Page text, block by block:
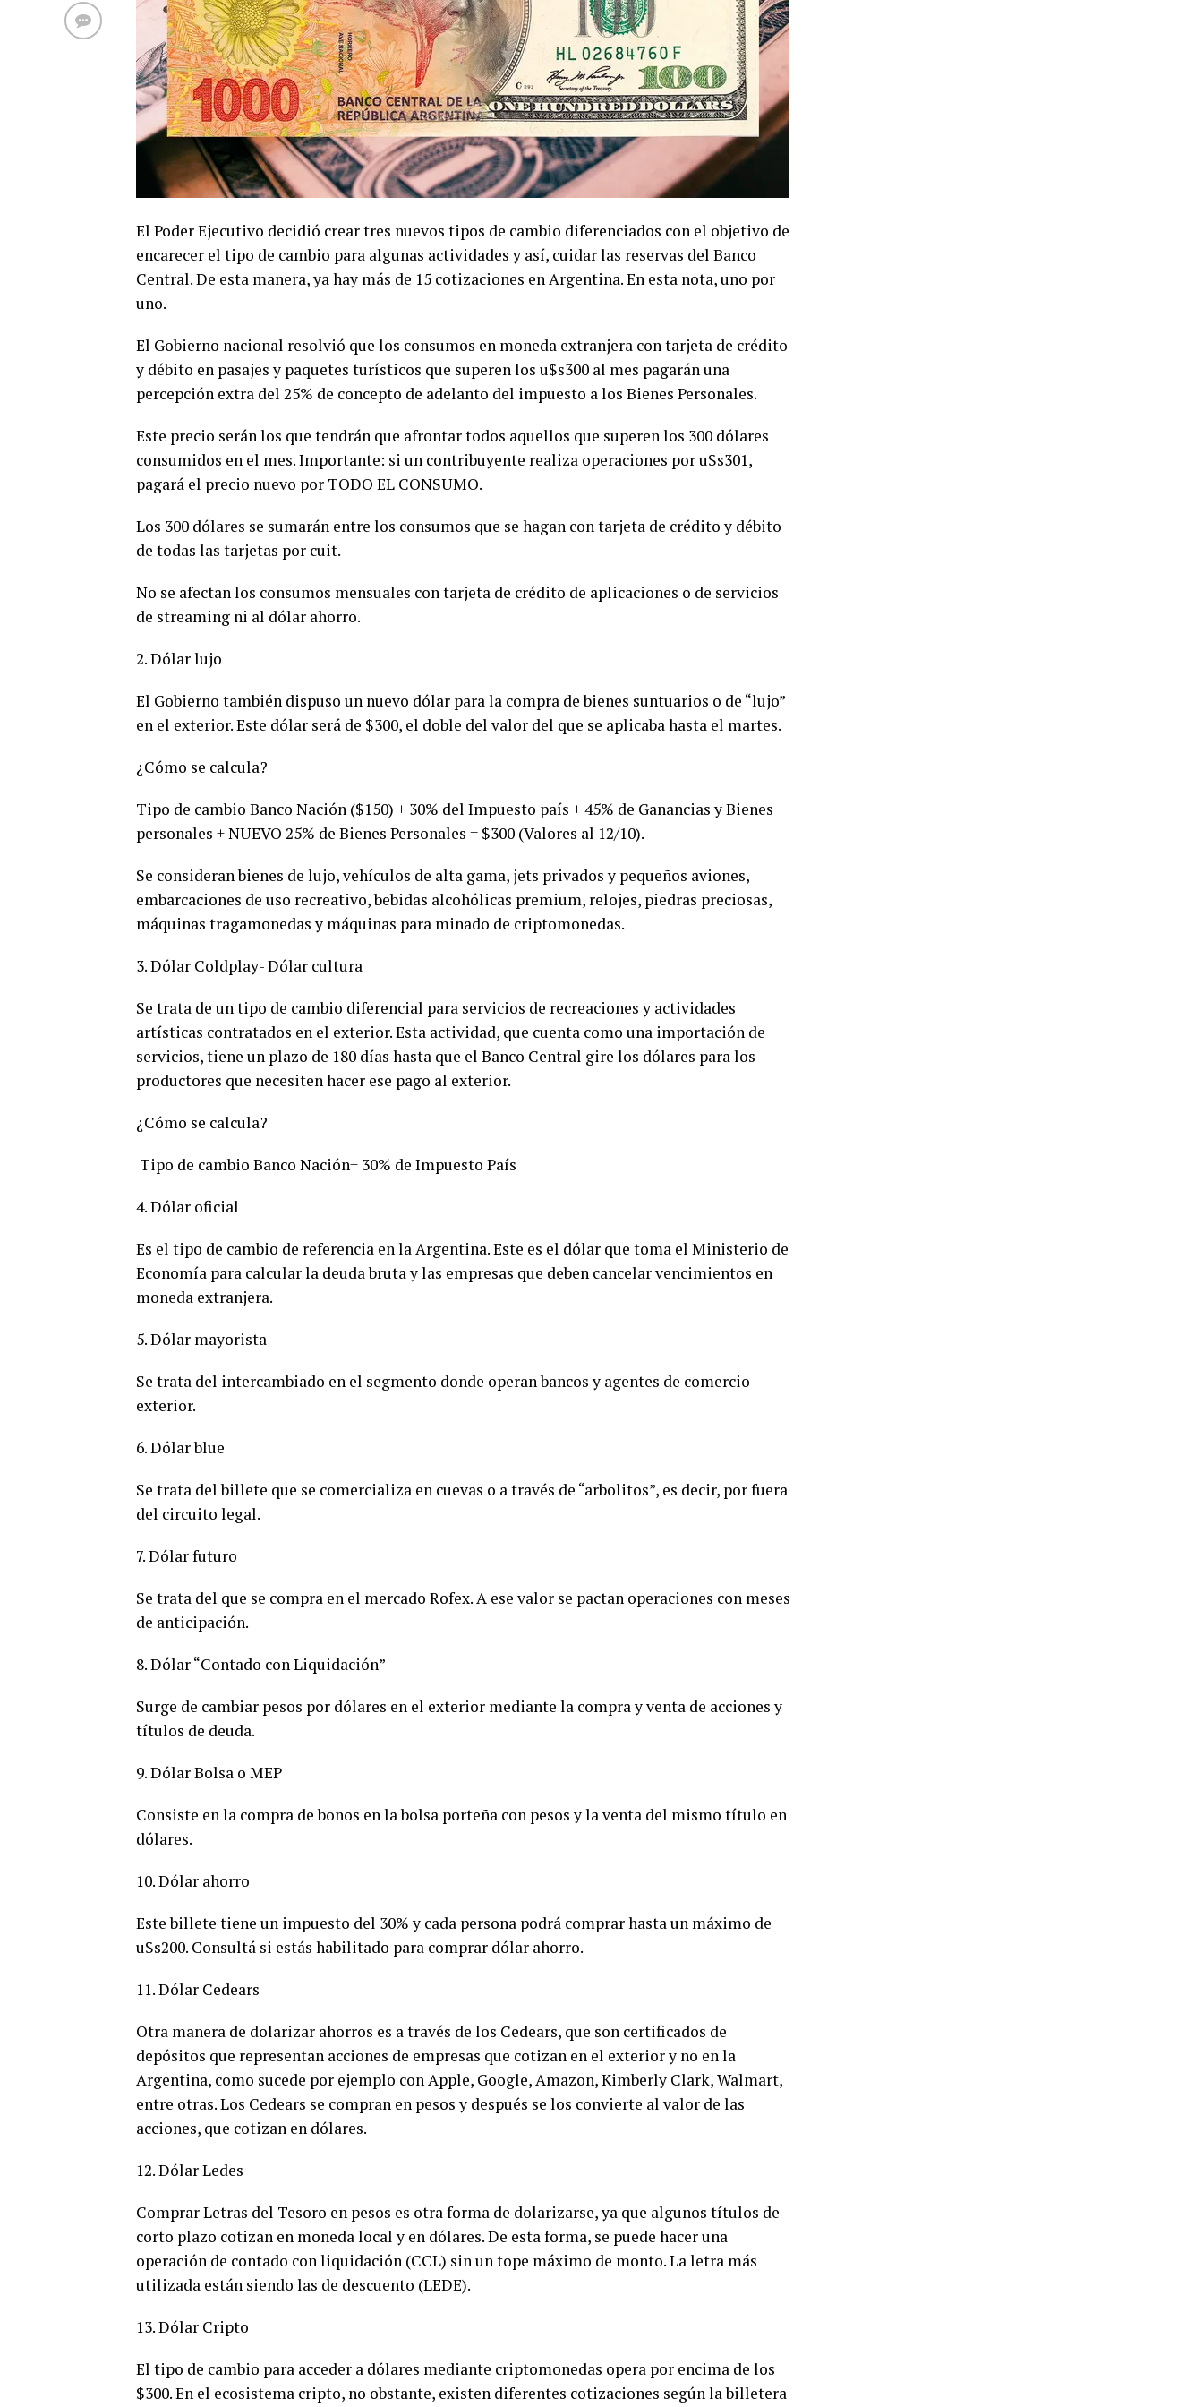
El Poder Ejecutivo decidió crear tres nuevos tipos de cambio diferenciados con el objetivo de
encarecer el tipo de cambio para algunas actividades y así, cuidar las reservas del Banco
Central. De esta manera, ya hay más de 15 cotizaciones en Argentina. En esta nota, uno por
uno.
El Gobierno nacional resolvió que los consumos en moneda extranjera con tarjeta de crédito
y débito en pasajes y paquetes turísticos que superen los u$s300 al mes pagarán una
percepción extra del 25% de concepto de adelanto del impuesto a los Bienes Personales.
Este precio serán los que tendrán que afrontar todos aquellos que superen los 300 dólares
consumidos en el mes. Importante: si un contribuyente realiza operaciones por u$s301,
pagará el precio nuevo por TODO EL CONSUMO.
Los 300 dólares se sumarán entre los consumos que se hagan con tarjeta de crédito y débito
de todas las tarjetas por cuit.
No se afectan los consumos mensuales con tarjeta de crédito de aplicaciones o de servicios
de streaming ni al dólar ahorro.
2. Dólar lujo
El Gobierno también dispuso un nuevo dólar para la compra de bienes suntuarios o de “lujo”
en el exterior. Este dólar será de $300, el doble del valor del que se aplicaba hasta el martes.
¿Cómo se calcula?
Tipo de cambio Banco Nación ($150) + 30% del Impuesto país + 45% de Ganancias y Bienes
personales + NUEVO 25% de Bienes Personales = $300 (Valores al 12/10).
Se consideran bienes de lujo, vehículos de alta gama, jets privados y pequeños aviones,
embarcaciones de uso recreativo, bebidas alcohólicas premium, relojes, piedras preciosas,
máquinas tragamonedas y máquinas para minado de criptomonedas.
3. Dólar Coldplay- Dólar cultura
Se trata de un tipo de cambio diferencial para servicios de recreaciones y actividades
artísticas contratados en el exterior. Esta actividad, que cuenta como una importación de
servicios, tiene un plazo de 180 días hasta que el Banco Central gire los dólares para los
productores que necesiten hacer ese pago al exterior.
¿Cómo se calcula?
Tipo de cambio Banco Nación+ 30% de Impuesto País
4. Dólar oficial
Es el tipo de cambio de referencia en la Argentina. Este es el dólar que toma el Ministerio de
Economía para calcular la deuda bruta y las empresas que deben cancelar vencimientos en
moneda extranjera.
5. Dólar mayorista
Se trata del intercambiado en el segmento donde operan bancos y agentes de comercio
exterior.
6. Dólar blue
Se trata del billete que se comercializa en cuevas o a través de “arbolitos”, es decir, por fuera
del circuito legal.
7. Dólar futuro
Se trata del que se compra en el mercado Rofex. A ese valor se pactan operaciones con meses
de anticipación.
8. Dólar “Contado con Liquidación”
Surge de cambiar pesos por dólares en el exterior mediante la compra y venta de acciones y
títulos de deuda.
9. Dólar Bolsa o MEP
Consiste en la compra de bonos en la bolsa porteña con pesos y la venta del mismo título en
dólares.
10. Dólar ahorro
Este billete tiene un impuesto del 30% y cada persona podrá comprar hasta un máximo de
u$s200. Consultá si estás habilitado para comprar dólar ahorro.
11. Dólar Cedears
Otra manera de dolarizar ahorros es a través de los Cedears, que son certificados de
depósitos que representan acciones de empresas que cotizan en el exterior y no en la
Argentina, como sucede por ejemplo con Apple, Google, Amazon, Kimberly Clark, Walmart,
entre otras. Los Cedears se compran en pesos y después se los convierte al valor de las
acciones, que cotizan en dólares.
12. Dólar Ledes
Comprar Letras del Tesoro en pesos es otra forma de dolarizarse, ya que algunos títulos de
corto plazo cotizan en moneda local y en dólares. De esta forma, se puede hacer una
operación de contado con liquidación (CCL) sin un tope máximo de monto. La letra más
utilizada están siendo las de descuento (LEDE).
13. Dólar Cripto
El tipo de cambio para acceder a dólares mediante criptomonedas opera por encima de los
$300. En el ecosistema cripto, no obstante, existen diferentes cotizaciones según la billetera